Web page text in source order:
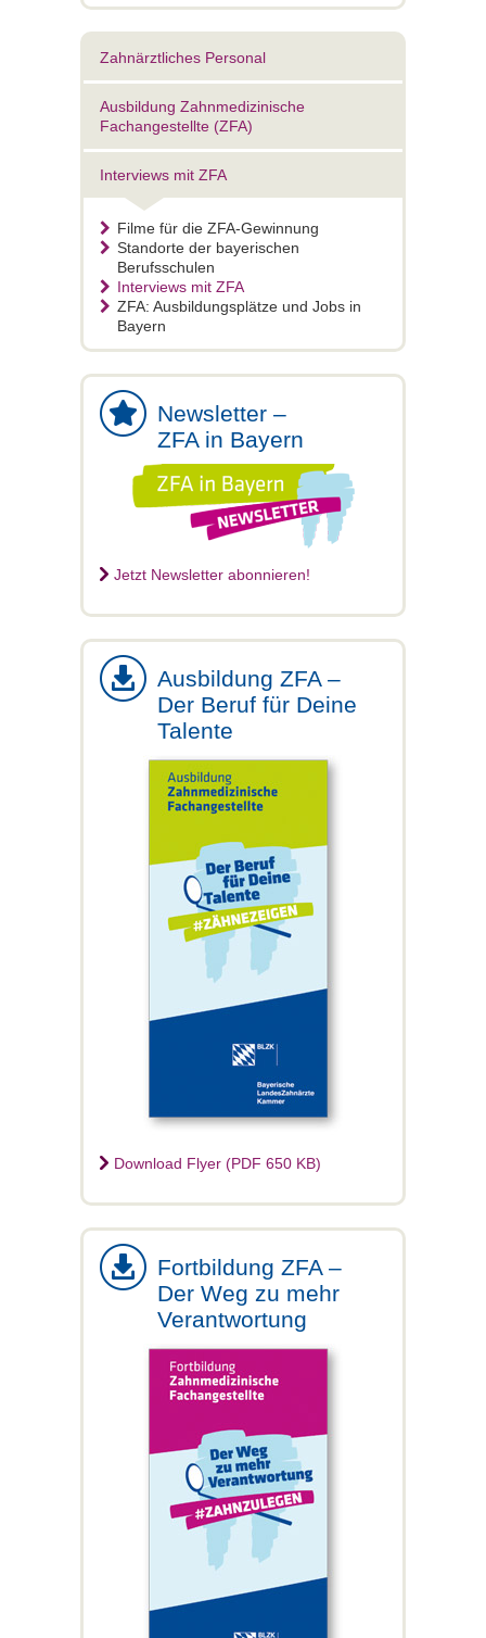
Zahnärztliches Personal
Ausbildung Zahnmedizinische
Fachangestellte (ZFA)
Interviews mit ZFA
Filme für die ZFA-Gewinnung
Standorte der bayerischen
Berufsschulen
Interviews mit ZFA
ZFA: Ausbildungsplätze und Jobs in
Bayern
Newsletter –
ZFA in Bayern
Jetzt Newsletter abonnieren!
Ausbildung ZFA –
Der Beruf für Deine
Talente
Download Flyer (PDF 650 KB)
Fortbildung ZFA –
Der Weg zu mehr
Verantwortung